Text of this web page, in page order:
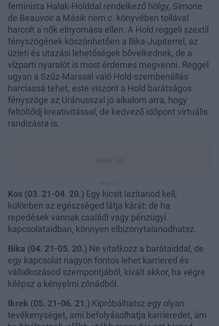
feminista Halak-Holddal rendelkező hölgy, Simone
de Beauvoir a Másik nem c. könyvében tollával
harcolt a nők elnyomása ellen. A Hold reggeli szextil
fényszögének köszönhetően a Bika-Jupiterrel, az
üzleti és utazási lehetőségek bővelkednek, de a
vízparti nyaralót is most érdemes megvenni. Reggel
ugyan a Szűz-Marssal való Hold-szembenállás
harciassá tehet, este viszont a Hold barátságos
fényszöge az Uránusszal jó alkalom arra, hogy
feltöltődj kreativitással, de kedvező időpont virtuális
randizásra is.
Kos (03. 21-04. 20.) Egy kicsit lazítanod kell,
különben az egészséged látja kárát: de ha
repedések vannak családi vagy pénzügyi
kapcsolataidban, könnyen elbizonytalanodhatsz.
Bika (04. 21-05. 20.) Ne vitatkozz a barátaiddal, de
egy kapcsolat nagyon fontos lehet karriered és
vállalkozásod szempontjából, kivált akkor, ha végre
kilépsz a kényelmi zónádból.
Ikrek (05. 21-06. 21.) Kipróbálhatsz egy olyan
tevékenységet, ami befolyásolhatja karrieredet, ám